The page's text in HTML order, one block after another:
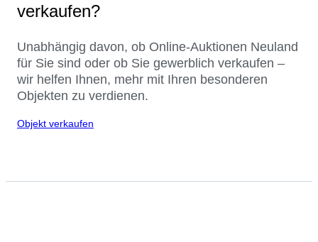
verkaufen?
Unabhängig davon, ob Online-Auktionen Neuland
für Sie sind oder ob Sie gewerblich verkaufen –
wir helfen Ihnen, mehr mit Ihren besonderen
Objekten zu verdienen.
Objekt verkaufen